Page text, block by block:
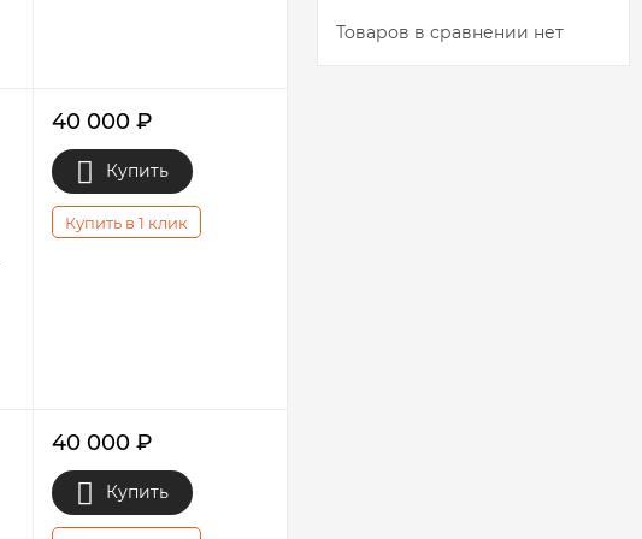
Товаров в сравнении нет
40 000 ₽
Купить
Купить в 1 клик
40 000 ₽
Купить